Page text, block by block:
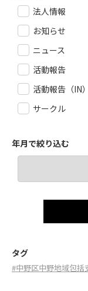
法人情報
お知らせ
ニュース
活動報告
活動報告（IN）
サークル
年月で絞り込む
タグ
#中野区中野地域包括